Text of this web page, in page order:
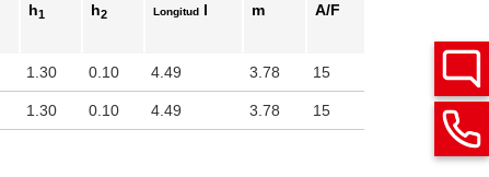
h1 h2 Longitud l m A/F
1.30 0.10 4.49 3.78 15
1.30 0.10 4.49 3.78 15